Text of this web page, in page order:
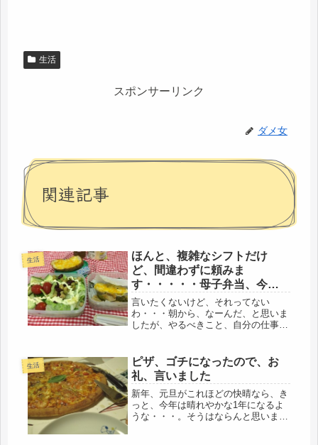
生活
スポンサーリンク
ダメ女
関連記事
生活
ほんと、複雑なシフトだけ
ど、間違わずに頼みま
す・・・・・母子弁当、今日
は休みでしたか・・・(；一_
一)
言いたくないけど、それってない
わ・・・朝から、なーんだ、と思いま
したが、やるべきこと、自分の仕事は
一)昨日は、カレンダーに書き込んで
あるシフトを見ると、娘は日勤だった
ので...
生活
ピザ、ゴチになったので、お
礼、言いました
新年、元旦がこれほどの快晴なら、き
っと、今年は晴れやかな1年になるよ
うな・・・。そうはならんと思います